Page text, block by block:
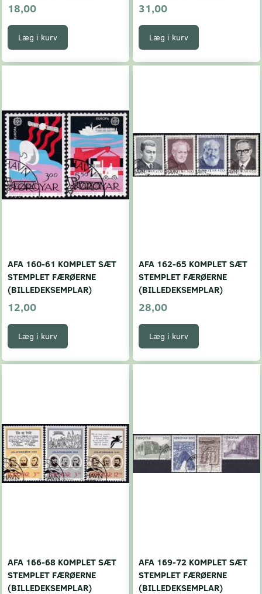
18,00
Læg i kurv
31,00
Læg i kurv
AFA 160-61 KOMPLET SÆT
STEMPLET FÆRØERNE
(BILLEDEKSEMPLAR)
12,00
Læg i kurv
AFA 162-65 KOMPLET SÆT
STEMPLET FÆRØERNE
(BILLEDEKSEMPLAR)
28,00
Læg i kurv
AFA 166-68 KOMPLET SÆT
STEMPLET FÆRØERNE
(BILLEDEKSEMPLAR)
AFA 169-72 KOMPLET SÆT
STEMPLET FÆRØERNE
(BILLEDEKSEMPLAR)